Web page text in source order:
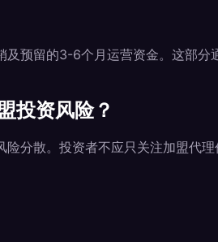
预留的3-6个月运营资金。这部分
投资风险？
分散。投资者不应只关注加盟代